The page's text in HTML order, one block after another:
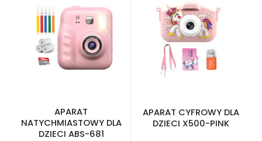
APARAT
NATYCHMIASTOWY DLA
DZIECI ABS-681
APARAT CYFROWY DLA
DZIECI X500-PINK